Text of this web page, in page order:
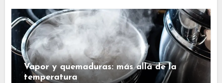
Vapor y quemaduras: más allá de la
temperatura